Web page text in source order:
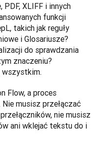
XLIFF i innych
funkcji
takich jak reguły
i Glosariusze?
do sprawdzania
znaczeniu?
wszystkim.
Flow, a proces
musisz przełączać
nie musisz
ani wklejać tekstu do i